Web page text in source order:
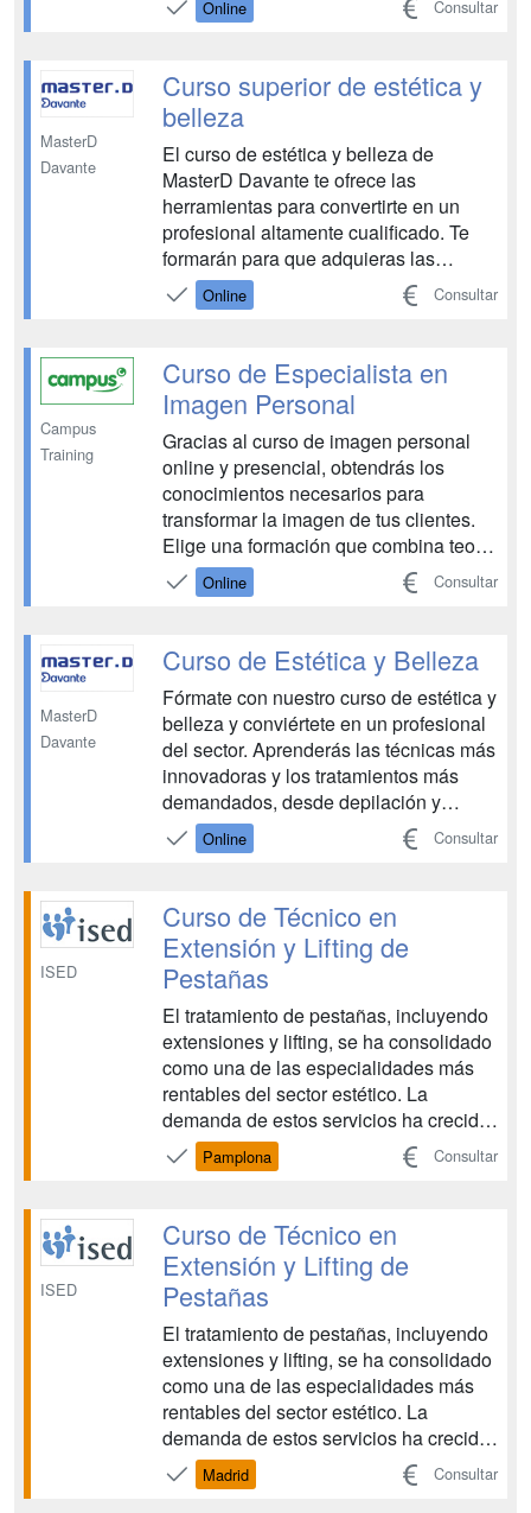
a puestos con los que siempre has
de crecer año tras año en nuestro país.
Nuestra soci...
Online Consultar
MasterD
Davante
Curso superior de estética y
belleza
El curso de estética y belleza de
MasterD Davante te ofrece las
herramientas para convertirte en un
profesional altamente cualificado. Te
formarán para que adquieras las
habilidades necesarias para destacar
en este sector en constante evolución.
diagnósticos y protocolos estéticos,
llevando a cabo tratamientos fa...
Online Consultar
Campus
Training
Curso de Especialista en
Imagen Personal
Gracias al curso de imagen personal
online y presencial, obtendrás los
conocimientos necesarios para
transformar la imagen de tus clientes.
Elige una formación que combina teoría
y práctica para que puedas abrirte a
nuevas oportunidades laborales.
Cada detalle es importante, y un
profesional del sector como tú ...
Online Consultar
MasterD
Davante
Curso de Estética y Belleza
Fórmate con nuestro curso de estética y
belleza y conviértete en un profesional
del sector. Aprenderás las técnicas más
innovadoras y los tratamientos más
demandados, desde depilación y
maquillaje hasta aparatología estética y
tratamientos faciales y corporales.
Online Consultar
ISED
Curso de Técnico en
Extensión y Lifting de
Pestañas
El tratamiento de pestañas, incluyendo
extensiones y lifting, se ha consolidado
como una de las especialidades más
rentables del sector estético. La
demanda de estos servicios ha crecido
un 30 % anual en España, impulsando
la apertura de salones especializados y
Este curso te brinda conocimientos de
van...
Pamplona Consultar
ISED
Curso de Técnico en
Extensión y Lifting de
Pestañas
El tratamiento de pestañas, incluyendo
extensiones y lifting, se ha consolidado
como una de las especialidades más
rentables del sector estético. La
demanda de estos servicios ha crecido
un 30 % anual en España, impulsando
la apertura de salones especializados y
Madrid Consultar